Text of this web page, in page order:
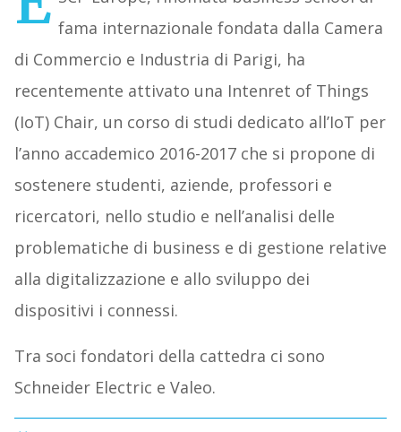
fama internazionale fondata dalla Camera
di Commercio e Industria di Parigi, ha
recentemente attivato una Intenret of Things
(IoT) Chair, un corso di studi dedicato all’IoT per
l’anno accademico 2016-2017 che si propone di
sostenere studenti, aziende, professori e
ricercatori, nello studio e nell’analisi delle
problematiche di business e di gestione relative
alla digitalizzazione e allo sviluppo dei
dispositivi i connessi.
Tra soci fondatori della cattedra ci sono
Schneider Electric e Valeo.